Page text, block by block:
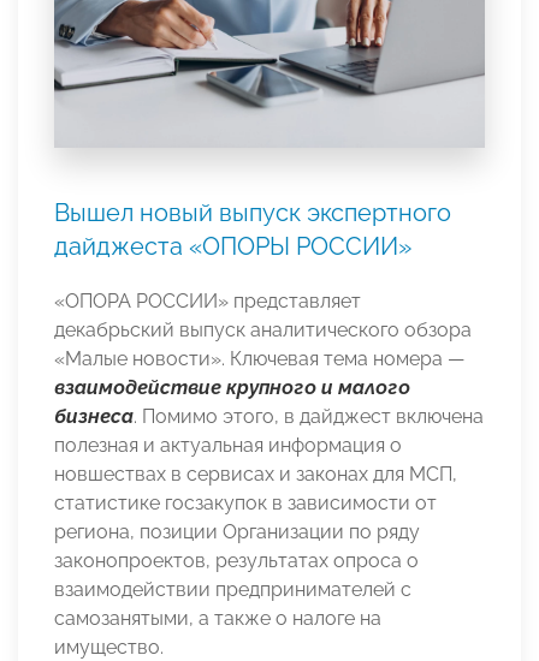
Вышел новый выпуск экспертного
дайджеста «ОПОРЫ РОССИИ»
«ОПОРА РОССИИ» представляет
декабрьский выпуск аналитического обзора
«Малые новости». Ключевая тема номера —
взаимодействие крупного и малого
бизнеса. Помимо этого, в дайджест включена
полезная и актуальная информация о
новшествах в сервисах и законах для МСП,
статистике госзакупок в зависимости от
региона, позиции Организации по ряду
законопроектов, результатах опроса о
взаимодействии предпринимателей с
самозанятыми, а также о налоге на
имущество.